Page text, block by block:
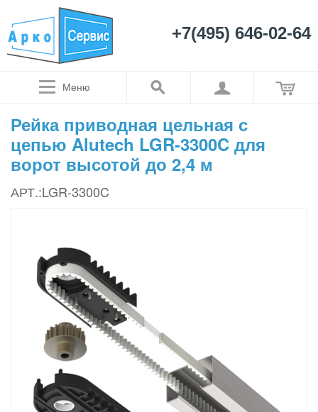
+7(495) 646-02-64
Меню
Рейка приводная цельная с
цепью Alutech LGR-3300C для
ворот высотой до 2,4 м
АРТ.:LGR-3300C